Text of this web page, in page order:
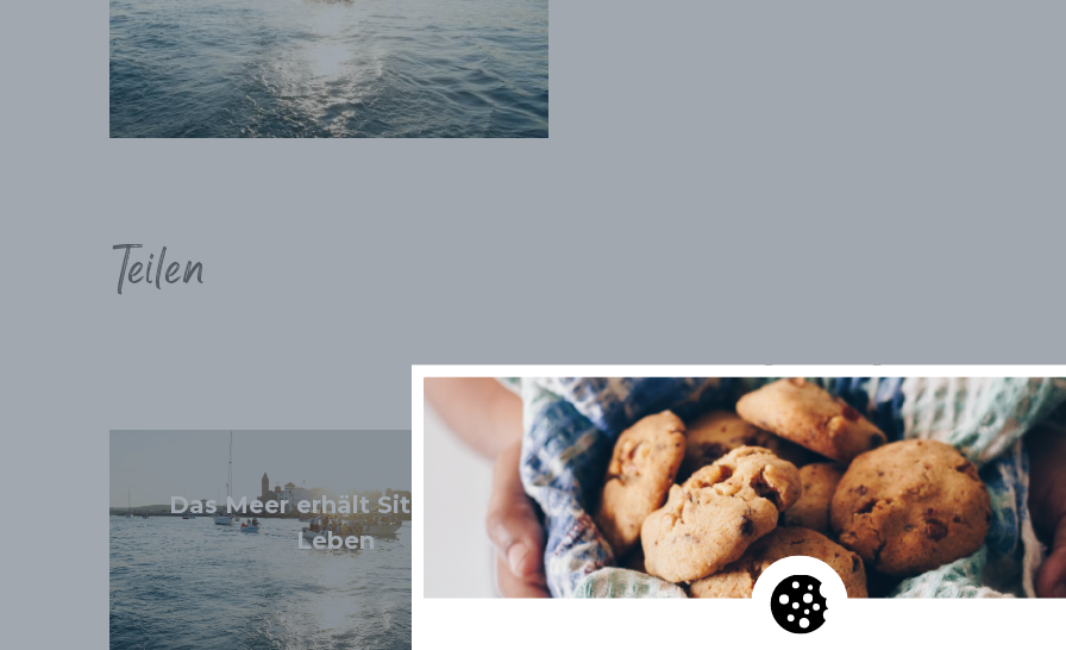
Teilen
Verwandte Themen
Das Meer erhält Sitges am
Leben
Fischereitourismus mit der
Fischervereinigung ‘Cofradía
de Pescadores de Sitges’